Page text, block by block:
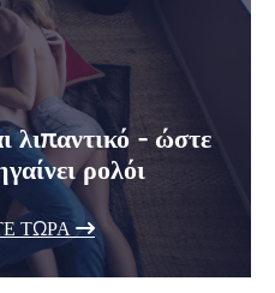
λιπαντικό - ώστε
ρολόι
ΤΏΡΑ